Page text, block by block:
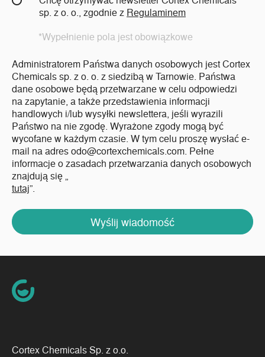
sp. z o. o., zgodnie z Regulaminem
*Wypełnienie pola jest obowiązkowe
Administratorem Państwa danych osobowych jest Cortex
Chemicals sp. z o. o. z siedzibą w Tarnowie. Państwa
dane osobowe będą przetwarzane w celu odpowiedzi
na zapytanie, a także przedstawienia informacji
handlowych i/lub wysyłki newslettera, jeśli wyrazili
Państwo na nie zgodę. Wyrażone zgody mogą być
wycofane w każdym czasie. W tym celu proszę wysłać e-
mail na adres odo@cortexchemicals.com. Pełne
informacje o zasadach przetwarzania danych osobowych
znajdują się „
tutaj”.
Wyślij wiadomość
Cortex Chemicals Sp. z o.o.